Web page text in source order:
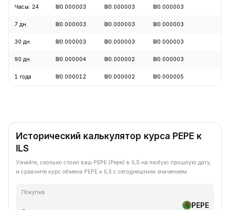
Часы: 24 ₪0.000003 ₪0.000003 ₪0.000003
7 дн. ₪0.000003 ₪0.000003 ₪0.000003
30 дн. ₪0.000003 ₪0.000003 ₪0.000003
90 дн. ₪0.000004 ₪0.000002 ₪0.000003
1 года ₪0.000012 ₪0.000002 ₪0.000005
Исторический калькулятор курса PEPE к
ILS
Узнайте, сколько стоил ваш PEPE (Pepe) в ILS на любую прошлую дату,
и сравните курс обмена PEPE к ILS с сегодняшним значением.
Покупка
PEPE